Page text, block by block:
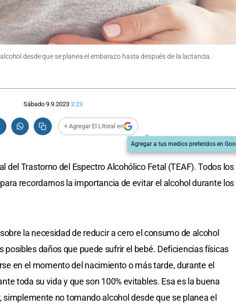
desde que se planea el embarazo hasta después de la lactancia.
Sábado 9.9.2023 3:23
+ Agregar El Litoral en
Agregar a tus medios preferidos en
del Trastorno del Espectro Alcohólico Fetal (TEAF). Todos los
recordarnos la importancia de evitar el alcohol durante los
la necesidad de reducir a cero el consumo de alcohol
posibles daños que puede sufrir el bebé. Deficiencias físicas
en el momento del nacimiento o más tarde, durante el
toda su vida y que son 100% evitables. Esa es la buena
simplemente no tomando alcohol desde que se planea el